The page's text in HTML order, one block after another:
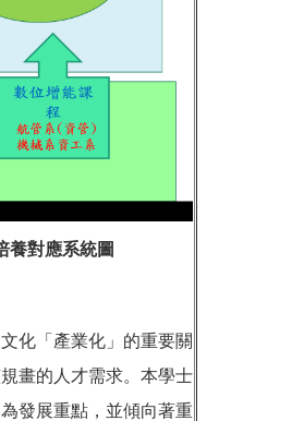
養對應系統圖
化「產業化」的重要關
畫的人才需求。本學士
發展重點，並傾向著重